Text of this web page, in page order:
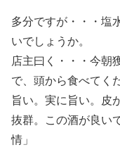
多分ですが・・・塩
いでしょうか。
店主曰く・・・今朝
で、頭から食べてく
旨い。実に旨い。皮
抜群。この酒が良い
情」